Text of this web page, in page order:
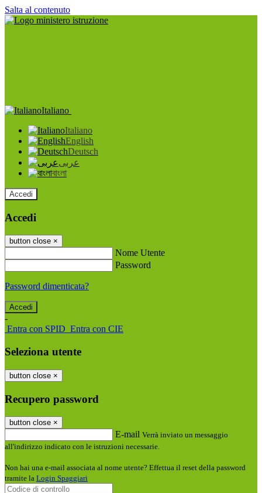
Salta al contenuto
Italiano
Italiano
English
Deutsch
عربى
বাংলা
Accedi
Accedi
button close ×
Nome Utente
Password
Password dimenticata?
-
Entra con SPID Entra con CIE
Seleziona utente
button close ×
Recupero password
button close ×
E-mail Verrà inviato un messaggio
all'indirizzo indicato con le istruzioni necessarie.
Non hai una e-mail associata al nome utente? Effettua il reset della password
tramite la Login Spaggiari